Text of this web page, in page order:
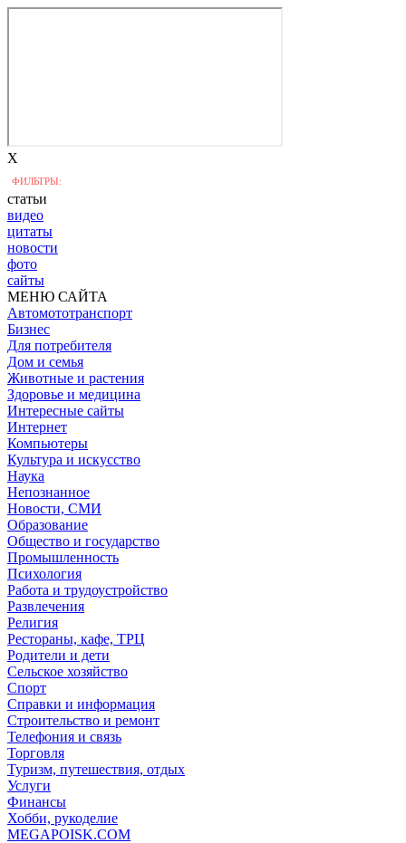
X
ФИЛЬТРЫ:
статьи
видео
цитаты
новости
фото
сайты
МЕНЮ САЙТА
Автомототранспорт
Бизнес
Для потребителя
Дом и семья
Животные и растения
Здоровье и медицина
Интересные сайты
Интернет
Компьютеры
Культура и искусство
Наука
Непознанное
Новости, СМИ
Образование
Общество и государство
Промышленность
Психология
Работа и трудоустройство
Развлечения
Религия
Рестораны, кафе, ТРЦ
Родители и дети
Сельское хозяйство
Спорт
Справки и информация
Строительство и ремонт
Телефония и связь
Торговля
Туризм, путешествия, отдых
Услуги
Финансы
Хобби, рукоделие
MEGAPOISK.COM